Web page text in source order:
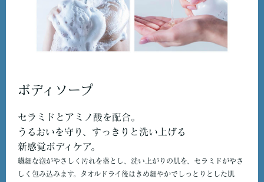
ボディソープ
セラミドとアミノ酸を配合。
うるおいを守り、すっきりと洗い上げる
新感覚ボディケア。
繊細な泡がやさしく汚れを落とし、洗い上がりの肌を、セラミドがやさ
しく包み込みます。タオルドライ後はきめ細やかでしっとりとした肌